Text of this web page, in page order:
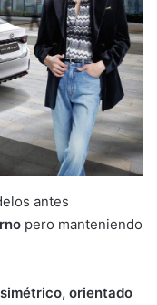
antes
pero manteniendo
orientado